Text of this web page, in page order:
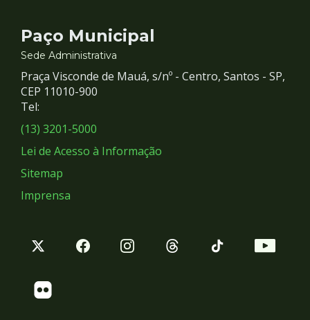
Contato
e
Redes
Sociais
Paço Municipal
Sede Administrativa
Praça Visconde de Mauá, s/nº - Centro, Santos - SP,
CEP 11010-900
Tel:
(13) 3201-5000
Lei de Acesso à Informação
Sitemap
Imprensa